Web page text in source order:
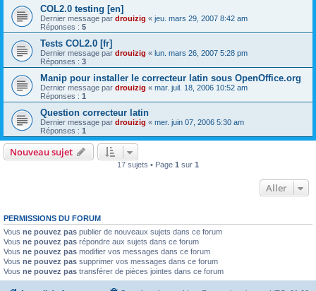
COL2.0 testing [en]
Dernier message par drouizig « jeu. mars 29, 2007 8:42 am
Réponses : 5
Tests COL2.0 [fr]
Dernier message par drouizig « lun. mars 26, 2007 5:28 pm
Réponses : 3
Manip pour installer le correcteur latin sous OpenOffice.org
Dernier message par drouizig « mar. juil. 18, 2006 10:52 am
Réponses : 1
Question correcteur latin
Dernier message par drouizig « mer. juin 07, 2006 5:30 am
Réponses : 1
Nouveau sujet
17 sujets • Page 1 sur 1
Aller
PERMISSIONS DU FORUM
Vous ne pouvez pas publier de nouveaux sujets dans ce forum
Vous ne pouvez pas répondre aux sujets dans ce forum
Vous ne pouvez pas modifier vos messages dans ce forum
Vous ne pouvez pas supprimer vos messages dans ce forum
Vous ne pouvez pas transférer de pièces jointes dans ce forum